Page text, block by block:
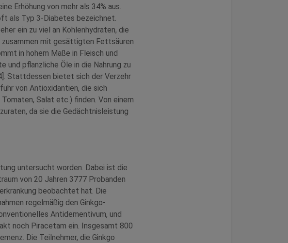
Erhöhung von mehr als 34% aus.
als Typ 3-Diabetes bezeichnet.
ein zu viel an Kohlenhydraten, die
zusammen mit gesättigten Fettsäuren
in hohem Maße in Fleisch und
pflanzliche Öle in die Nahrung zu
Stattdessen bietet sich der Verzehr
von Antioxidantien, die sich
Salat etc.) finden. Von einem
da sie die Gedächtnisleistung
untersucht worden. Dabei ist die
von 20 Jahren 3777 Probanden
beobachtet hat. Die
regelmäßig den Ginkgo-
Antidementivum, und
noch Piracetam ein. Insgesamt 800
Die Teilnehmer, die Ginkgo